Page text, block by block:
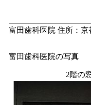
富田歯科医院 住所：京
富田歯科医院の写真
2階の